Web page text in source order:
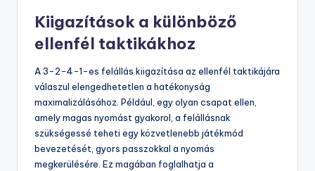
Kiigazítások a különböző
ellenfél taktikákhoz
A 3-2-4-1-es felállás kiigazítása az ellenfél taktikájára
válaszul elengedhetetlen a hatékonyság
maximalizálásához. Például, egy olyan csapat ellen,
amely magas nyomást gyakorol, a felállásnak
szükségessé teheti egy közvetlenebb játékmód
bevezetését, gyors passzokkal a nyomás
megkerülésére. Ez magában foglalhatja a